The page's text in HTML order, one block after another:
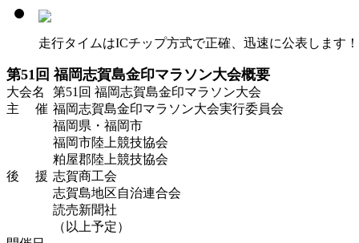
走行タイムはICチップ方式で正確、迅速に公表します！
第51回 福岡志賀島金印マラソン大会概要
大会名
第51回 福岡志賀島金印マラソン大会
主 催 福岡志賀島金印マラソン大会実行委員会
後 援
福岡県・福岡市
福岡市陸上競技協会
粕屋郡陸上競技協会
志賀商工会
志賀島地区自治連合会
読売新聞社
（以上予定）